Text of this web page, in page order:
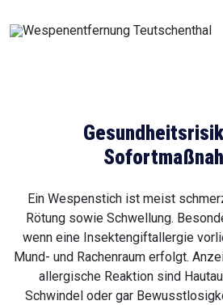
Ein Wespenstich ist meist
Rötung sowie Schwellung.
wenn eine Insektengiftallergie
Mund- und Rachenraum erfolgt.
allergische Reaktion sind
Schwindel oder gar